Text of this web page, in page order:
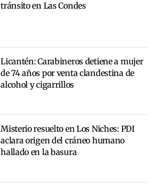
tránsito en Las Condes
Licantén: Carabineros detiene a mujer
de 74 años por venta clandestina de
alcohol y cigarrillos
Misterio resuelto en Los Niches: PDI
aclara origen del cráneo humano
hallado en la basura